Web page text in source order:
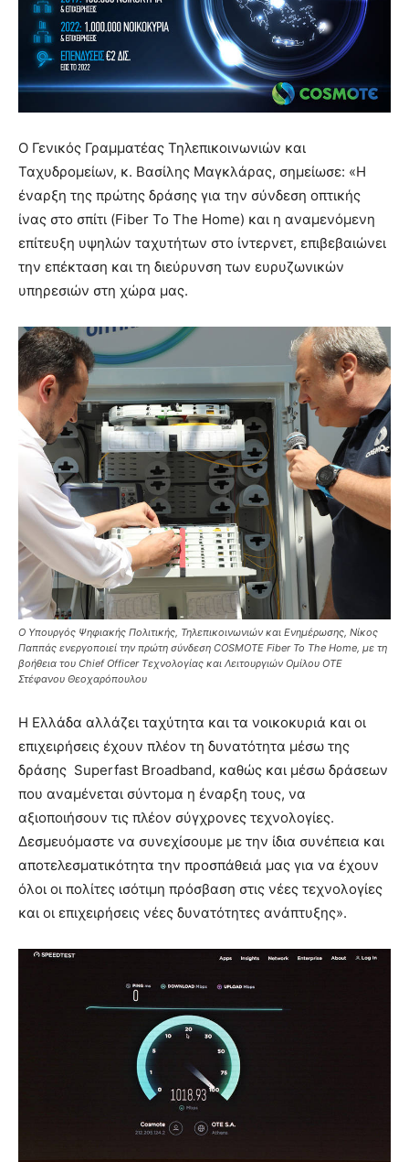
Ο Γενικός Γραμματέας Τηλεπικοινωνιών και
Ταχυδρομείων, κ. Βασίλης Μαγκλάρας, σημείωσε: «Η
έναρξη της πρώτης δράσης για την σύνδεση οπτικής
ίνας στο σπίτι (Fiber To The Home) και η αναμενόμενη
επίτευξη υψηλών ταχυτήτων στο ίντερνετ, επιβεβαιώνει
την επέκταση και τη διεύρυνση των ευρυζωνικών
υπηρεσιών στη χώρα μας.
Ο Υπουργός Ψηφιακής Πολιτικής, Τηλεπικοινωνιών και Ενημέρωσης, Νίκος
Παππάς ενεργοποιεί την πρώτη σύνδεση COSMOTE Fiber To The Home, με τη
βοήθεια του Chief Officer Τεχνολογίας και Λειτουργιών Ομίλου ΟΤΕ
Στέφανου Θεοχαρόπουλου
Η Ελλάδα αλλάζει ταχύτητα και τα νοικοκυριά και οι
επιχειρήσεις έχουν πλέον τη δυνατότητα μέσω της
δράσης Superfast Broadband, καθώς και μέσω δράσεων
που αναμένεται σύντομα η έναρξη τους, να
αξιοποιήσουν τις πλέον σύγχρονες τεχνολογίες.
Δεσμευόμαστε να συνεχίσουμε με την ίδια συνέπεια και
αποτελεσματικότητα την προσπάθειά μας για να έχουν
όλοι οι πολίτες ισότιμη πρόσβαση στις νέες τεχνολογίες
και οι επιχειρήσεις νέες δυνατότητες ανάπτυξης».